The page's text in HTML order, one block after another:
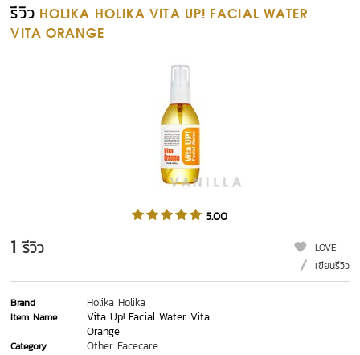
รีวิว HOLIKA HOLIKA VITA UP! FACIAL WATER
VITA ORANGE
5.00
1 รีวิว
LOVE
เขียนรีวิว
Brand Holika Holika
Item Name
Vita Up! Facial Water Vita
Orange
Category Other Facecare